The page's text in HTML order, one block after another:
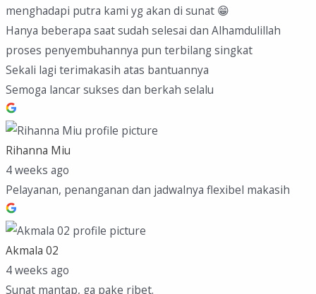
menghadapi putra kami yg akan di sunat 😁
Hanya beberapa saat sudah selesai dan Alhamdulillah
proses penyembuhannya pun terbilang singkat
Sekali lagi terimakasih atas bantuannya
Semoga lancar sukses dan berkah selalu
Rihanna Miu
4 weeks ago
Pelayanan, penanganan dan jadwalnya flexibel makasih
Akmala 02
4 weeks ago
Sunat mantap, ga pake ribet.